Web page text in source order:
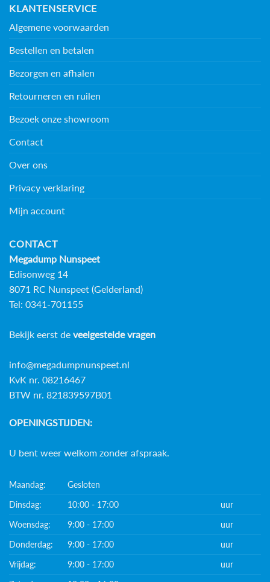
KLANTENSERVICE
Algemene voorwaarden
Bestellen en betalen
Bezorgen en afhalen
Retourneren en ruilen
Bezoek onze showroom
Contact
Over ons
Privacy verklaring
Mijn account
CONTACT
Megadump Nunspeet
Edisonweg 14
8071 RC Nunspeet (Gelderland)
Tel: 0341-701155
Bekijk eerst de veelgestelde vragen
info@megadumpnunspeet.nl
KvK nr. 08216467
BTW nr. 821839597B01
OPENINGSTIJDEN:
U bent weer welkom zonder afspraak.
Maandag:
Gesloten
Dinsdag:
10:00 - 17:00
uur
Woensdag:
9:00 - 17:00
uur
Donderdag:
9:00 - 17:00
uur
Vrijdag:
9:00 - 17:00
uur